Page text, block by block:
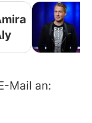
Mail an: